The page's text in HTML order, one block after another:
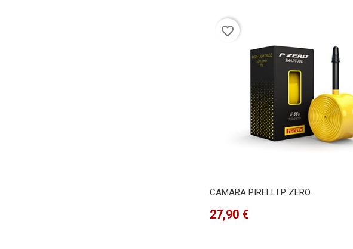
favorite_border
CAMARA PIRELLI P ZERO...
Precio
27,90 €